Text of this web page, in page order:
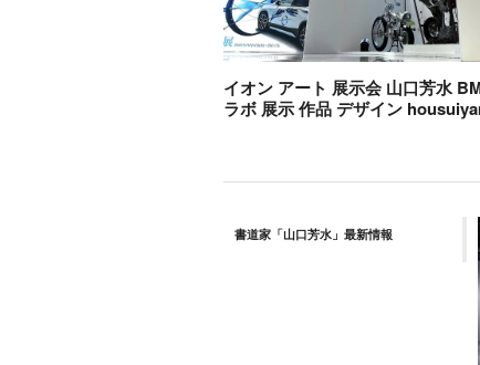
イオン アート 展示会 山口芳水
ラボ 展示 作品 デザイン
書道家「山口芳水」最新情報